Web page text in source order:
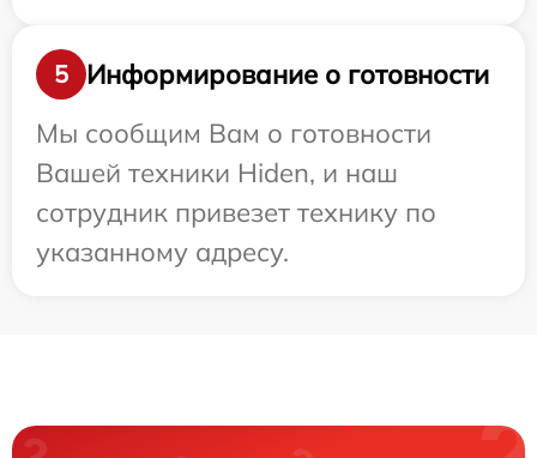
5
Информирование о готовности
Мы сообщим Вам о готовности
Вашей техники Hiden, и наш
сотрудник привезет технику по
указанному адресу.